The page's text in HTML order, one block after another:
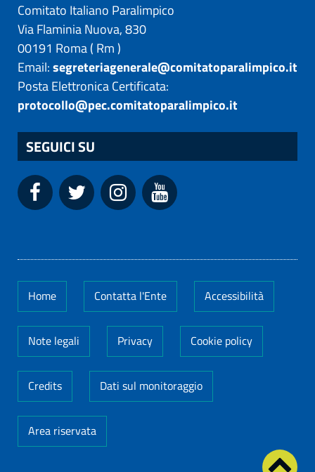
Comitato Italiano Paralimpico
Via Flaminia Nuova, 830
00191 Roma( Rm)
Email:segreteriagenerale@comitatoparalimpico.it
Posta Elettronica Certificata:
protocollo@pec.comitatoparalimpico.it
SEGUICI SU
Home Contatta l'Ente Accessibilità
Note legali Privacy Cookie policy
Credits Dati sul monitoraggio
Area riservata